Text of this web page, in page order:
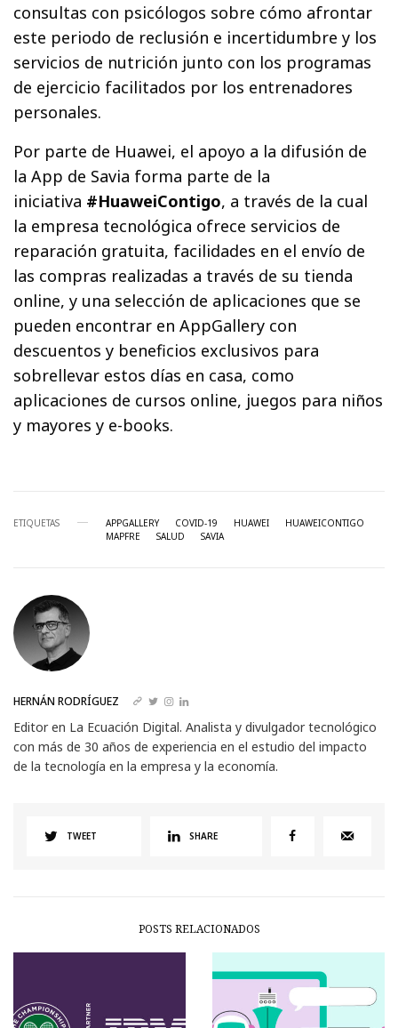
consultas con psicólogos sobre cómo afrontar
este periodo de reclusión e incertidumbre y los
servicios de nutrición junto con los programas
de ejercicio facilitados por los entrenadores
personales.
Por parte de Huawei, el apoyo a la difusión de
la App de Savia forma parte de la
iniciativa #HuaweiContigo, a través de la cual
la empresa tecnológica ofrece servicios de
reparación gratuita, facilidades en el envío de
las compras realizadas a través de su tienda
online, y una selección de aplicaciones que se
pueden encontrar en AppGallery con
descuentos y beneficios exclusivos para
sobrellevar estos días en casa, como
aplicaciones de cursos online, juegos para niños
y mayores y e-books.
ETIQUETAS APPGALLERY COVID-19 HUAWEI
HUAWEICONTIGO
MAPFRE
SALUD SAVIA
HERNÁN RODRÍGUEZ
Editor en La Ecuación Digital. Analista y divulgador tecnológico
con más de 30 años de experiencia en el estudio del impacto
de la tecnología en la empresa y la economía.
TWEET SHARE
POSTS RELACIONADOS